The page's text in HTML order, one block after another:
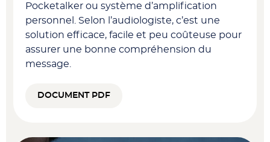
Pocketalker ou système d’amplification
personnel. Selon l’audiologiste, c’est une
solution efficace, facile et peu coûteuse pour
assurer une bonne compréhension du
message.
DOCUMENT PDF